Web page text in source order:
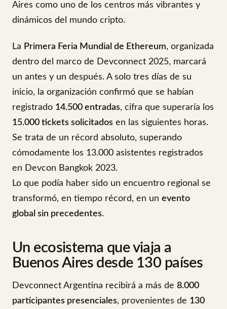
Aires como uno de los centros más vibrantes y
dinámicos del mundo cripto.
La Primera Feria Mundial de Ethereum, organizada
dentro del marco de Devconnect 2025, marcará
un antes y un después. A solo tres días de su
inicio, la organización confirmó que se habían
registrado 14.500 entradas, cifra que superaría los
15.000 tickets solicitados en las siguientes horas.
Se trata de un récord absoluto, superando
cómodamente los 13.000 asistentes registrados
en Devcon Bangkok 2023.
Lo que podía haber sido un encuentro regional se
transformó, en tiempo récord, en un evento
global sin precedentes.
Un ecosistema que viaja a
Buenos Aires desde 130 países
Devconnect Argentina recibirá a más de 8.000
participantes presenciales, provenientes de 130